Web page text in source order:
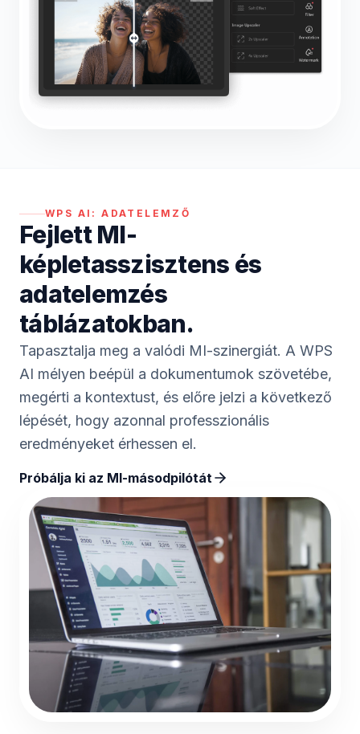
WPS AI:ADATELEMZŐ
Fejlett MI-
képletasszisztens és
adatelemzés
táblázatokban.
Tapasztalja meg a valódi MI-szinergiát. A WPS
AI mélyen beépül a dokumentumok szövetébe,
megérti a kontextust, és előre jelzi a következő
lépését, hogy azonnal professzionális
eredményeket érhessen el.
Próbálja ki az MI-másodpilótát